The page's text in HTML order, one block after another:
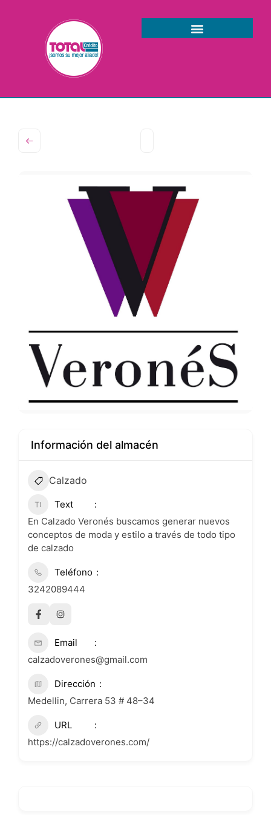
Información del almacén
Calzado
Text
En Calzado Veronés buscamos generar nuevos
conceptos de moda y estilo a través de todo tipo
de calzado
Teléfono
3242089444
Email
calzadoverones@gmail.com
Dirección
Medellin, Carrera 53 # 48–34
URL
https://calzadoverones.com/